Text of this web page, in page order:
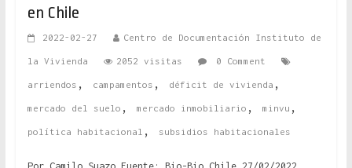
en Chile
2022-02-27 Centro de Documentación Instituto de
la Vivienda 2052 visitas 0 Comment
arriendos , campamentos , déficit de vivienda ,
mercado del suelo , mercado inmobiliario , minvu ,
política habitacional , subsidios habitacionales